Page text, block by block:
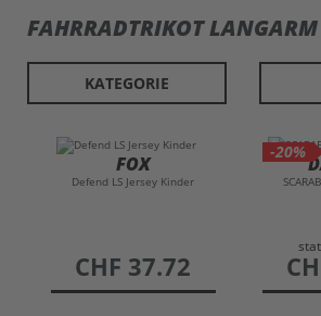
FAHRRADTRIKOT
KATEGORIE
FOX
Defend LS Jersey Kinder
preis
CHF 37.72
-20%
preis